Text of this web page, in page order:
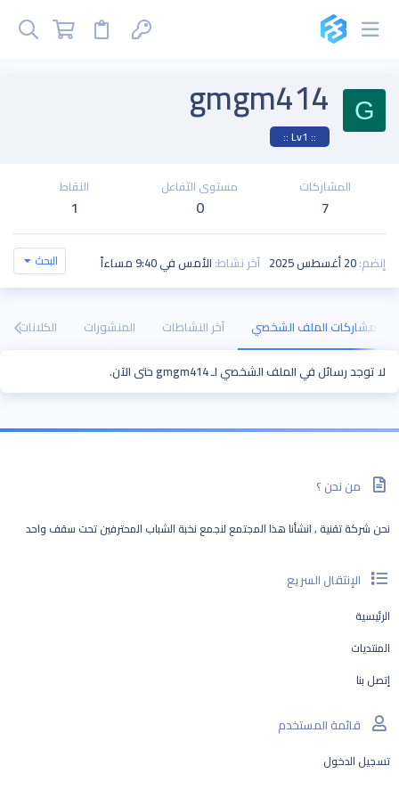
G
gmgm414
:: Lv1 ::
المشاركات
7
مستوى التفاعل
0
النقاط
1
إنضم 20 أغسطس 2025 آخر نشاط الأمس في 9:40 مساءاً البحث
مشاركات الملف الشخصي آخر النشاطات المنشورات الكلانات
لا توجد رسائل في الملف الشخصي لـ gmgm414 حتى الآن.
من نحن ؟
نحن شركة تقنية , انشأنا هذا المجتمع لنجمع نخبة الشباب المحترفين تحت سقف واحد
الإنتقال السريع
الرئيسية
المنتديات
إتصل بنا
قائمة المستخدم
تسجيل الدخول